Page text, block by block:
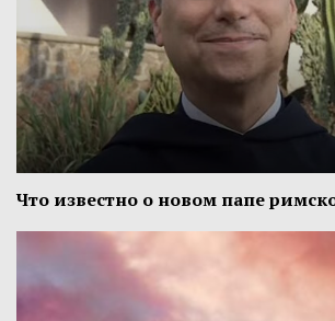
Что известно о новом папе